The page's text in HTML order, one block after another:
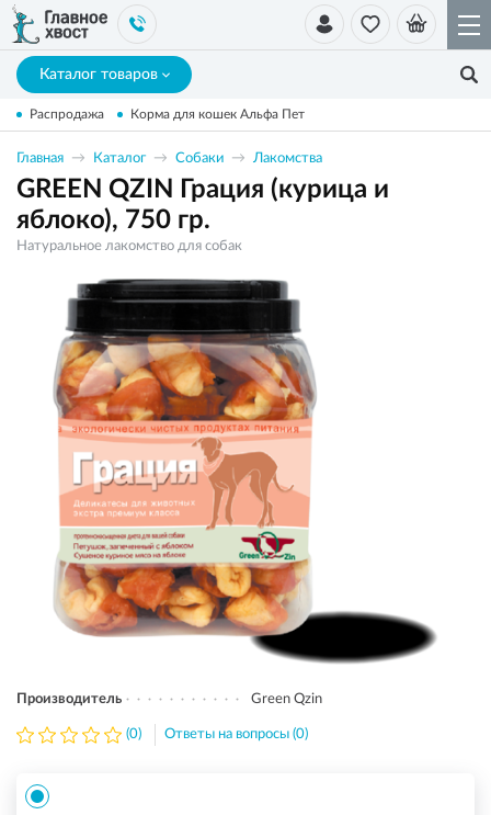
Каталог товаров
Распродажа Корма для кошек Альфа Пет
Главная Каталог Собаки Лакомства
GREEN QZIN Грация (курица и
яблоко), 750 гр.
Натуральное лакомство для собак
Производитель Green Qzin
(0) Ответы на вопросы (0)